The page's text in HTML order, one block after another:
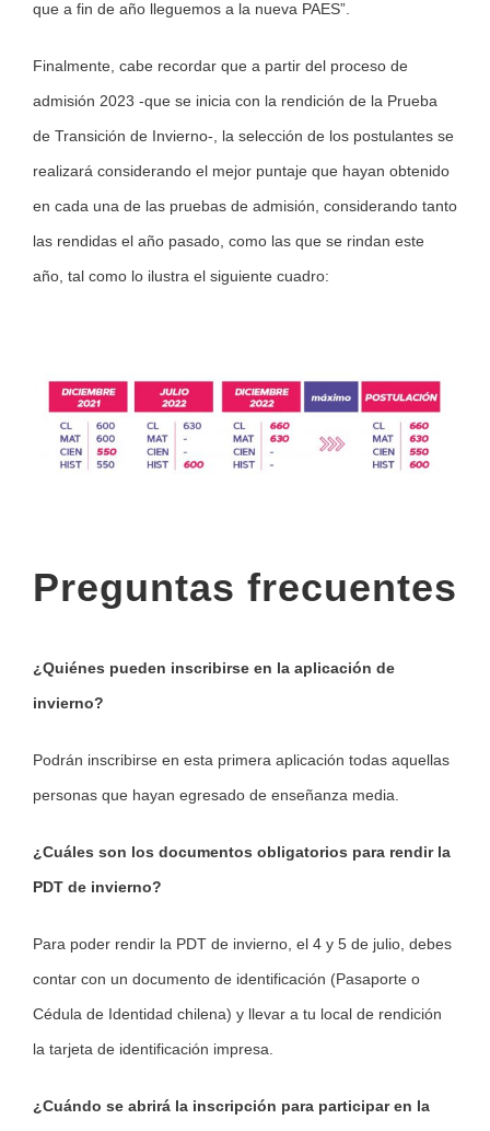
que a fin de año lleguemos a la nueva PAES”.
Finalmente, cabe recordar que a partir del proceso de
admisión 2023 -que se inicia con la rendición de la Prueba
de Transición de Invierno-, la selección de los postulantes se
realizará considerando el mejor puntaje que hayan obtenido
en cada una de las pruebas de admisión, considerando tanto
las rendidas el año pasado, como las que se rindan este
año, tal como lo ilustra el siguiente cuadro:
Preguntas frecuentes
¿Quiénes pueden inscribirse en la aplicación de
invierno?
Podrán inscribirse en esta primera aplicación todas aquellas
personas que hayan egresado de enseñanza media.
¿Cuáles son los documentos obligatorios para rendir la
PDT de invierno?
Para poder rendir la PDT de invierno, el 4 y 5 de julio, debes
contar con un documento de identificación (Pasaporte o
Cédula de Identidad chilena) y llevar a tu local de rendición
la tarjeta de identificación impresa.
¿Cuándo se abrirá la inscripción para participar en la